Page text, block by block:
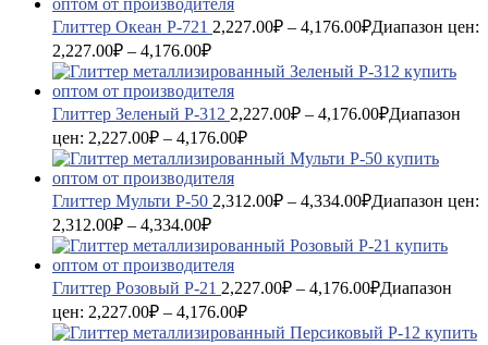
Глиттер Океан P-721 2,227.00₽ – 4,176.00₽Диапазон цен:
2,227.00₽ – 4,176.00₽
Глиттер Зеленый P-312 2,227.00₽ – 4,176.00₽Диапазон
цен: 2,227.00₽ – 4,176.00₽
Глиттер Мульти P-50 2,312.00₽ – 4,334.00₽Диапазон цен:
2,312.00₽ – 4,334.00₽
Глиттер Розовый P-21 2,227.00₽ – 4,176.00₽Диапазон
цен: 2,227.00₽ – 4,176.00₽